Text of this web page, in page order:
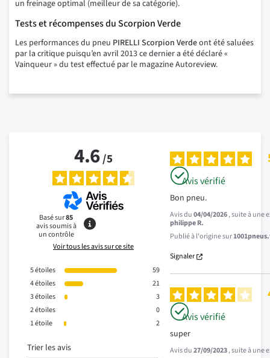
un freinage optimal (meilleur de sa catégorie).
Tests et récompenses du Scorpion Verde
Les performances du pneu PIRELLI Scorpion Verdeont été saluées
par la critique puisqu’en avril 2013 ce dernier a été déclaré «
Vainqueur » du test effectué par le magazine Autoreview.
4.6/5
Basé sur85
avis soumis à
un contrôle
Voir tous les avis sur ce site
5étoiles
59
4étoiles
21
3étoiles
3
2étoiles
0
1étoile 2
Trier les avis
Avis vérifié
Bon pneu.
Avis du04/04/2026, suite à une
philippe R.
Publié à l'origine sur
Signaler
Avis vérifié
super
Avis du27/09/2023, suite à une